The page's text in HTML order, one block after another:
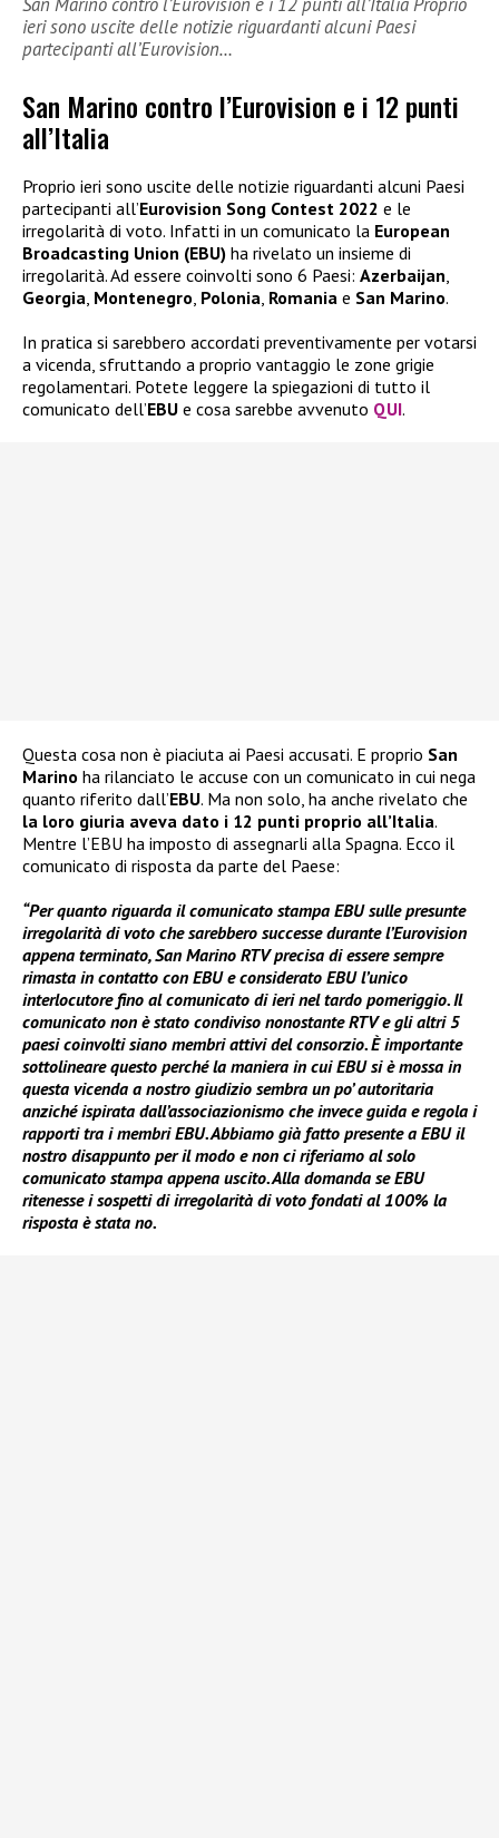
San Marino contro l’Eurovision e i 12 punti all’Italia Proprio
ieri sono uscite delle notizie riguardanti alcuni Paesi
partecipanti all’Eurovision…
San Marino contro l’Eurovision e i 12 punti
all’Italia
Proprio ieri sono uscite delle notizie riguardanti alcuni Paesi
partecipanti all’Eurovision Song Contest 2022 e le
irregolarità di voto. Infatti in un comunicato la European
Broadcasting Union (EBU) ha rivelato un insieme di
irregolarità. Ad essere coinvolti sono 6 Paesi: Azerbaijan
Georgia Montenegro Polonia Romania e San Marino.
In pratica si sarebbero accordati preventivamente per votarsi
a vicenda, sfruttando a proprio vantaggio le zone grigie
regolamentari. Potete leggere la spiegazioni di tutto il
comunicato dell’EBU e cosa sarebbe avvenuto QUI.
Questa cosa non è piaciuta ai Paesi accusati. E proprio San
Marino ha rilanciato le accuse con un comunicato in cui nega
quanto riferito dall’EBU. Ma non solo, ha anche rivelato che
la loro giuria aveva dato i 12 punti proprio all’Italia.
Mentre l’EBU ha imposto di assegnarli alla Spagna. Ecco il
comunicato di risposta da parte del Paese:
“Per quanto riguarda il comunicato stampa EBU sulle presunte
irregolarità di voto che sarebbero successe durante l’Eurovision
appena terminato, San Marino RTV precisa di essere sempre
rimasta in contatto con EBU e considerato EBU l’unico
interlocutore fino al comunicato di ieri nel tardo pomeriggio. Il
comunicato non è stato condiviso nonostante RTV e gli altri 5
paesi coinvolti siano membri attivi del consorzio. È importante
sottolineare questo perché la maniera in cui EBU si è mossa in
questa vicenda a nostro giudizio sembra un po’ autoritaria
anziché ispirata dall’associazionismo che invece guida e regola i
rapporti tra i membri EBU. Abbiamo già fatto presente a EBU il
nostro disappunto per il modo e non ci riferiamo al solo
comunicato stampa appena uscito. Alla domanda se EBU
ritenesse i sospetti di irregolarità di voto fondati al 100% la
risposta è stata no.